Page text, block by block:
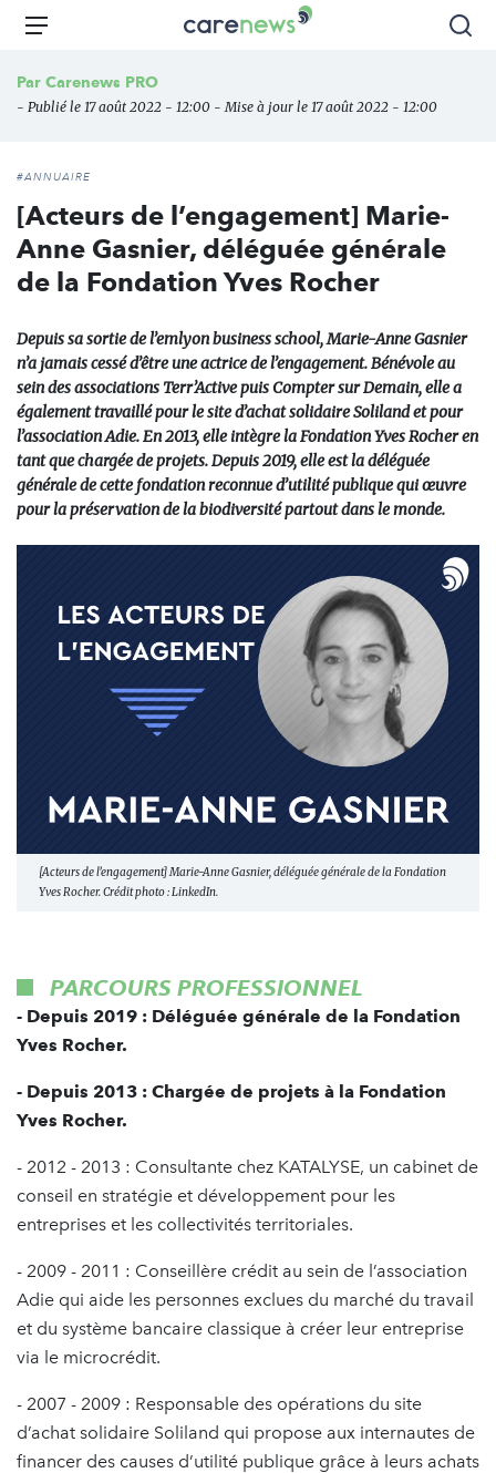
Aller
principal
Carenews,
des
Menu
Par Carenews PRO
- Publié le 17 août 2022 - 12:00 - Mise à jour le 17 août 2022 - 12:00
#ANNUAIRE
[Acteurs de l’engagement] Marie-
Anne Gasnier, déléguée générale
de la Fondation Yves Rocher
Depuis sa sortie de l’emlyon business school, Marie-Anne Gasnier
n’a jamais cessé d’être une actrice de l’engagement. Bénévole au
sein des associations Terr’Active puis Compter sur Demain, elle a
également travaillé pour le site d’achat solidaire Soliland et pour
l’association Adie. En 2013, elle intègre la Fondation Yves Rocher en
tant que chargée de projets. Depuis 2019, elle est la déléguée
générale de cette fondation reconnue d’utilité publique qui œuvre
pour la préservation de la biodiversité partout dans le monde.
[Acteurs de l’engagement] Marie-Anne Gasnier, déléguée générale de la Fondation
Yves Rocher. Crédit photo : LinkedIn.
PARCOURS PROFESSIONNEL
- Depuis 2019 : Déléguée générale de la Fondation
Yves Rocher.
- Depuis 2013 : Chargée de projets à la Fondation
Yves Rocher.
- 2012 - 2013 : Consultante chez KATALYSE, un cabinet de
conseil en stratégie et développement pour les
entreprises et les collectivités territoriales.
- 2009 - 2011 : Conseillère crédit au sein de l’association
Adie qui aide les personnes exclues du marché du travail
et du système bancaire classique à créer leur entreprise
via le microcrédit.
- 2007 - 2009 : Responsable des opérations du site
d’achat solidaire Soliland qui propose aux internautes de
financer des causes d’utilité publique grâce à leurs achats